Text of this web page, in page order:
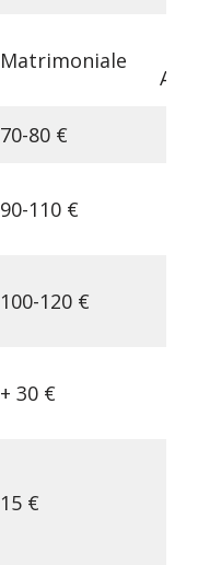
Matrimoniale
70-80 €
90-110 €
100-120 €
+ 30 €
15 €